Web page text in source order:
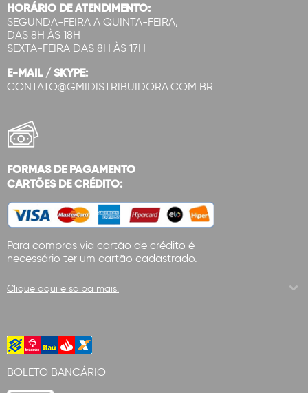
HORÁRIO DE ATENDIMENTO:
SEGUNDA-FEIRA A QUINTA-FEIRA,
DAS 8H ÀS 18H
SEXTA-FEIRA DAS 8H ÀS 17H
E-MAIL / SKYPE:
CONTATO@GMIDISTRIBUIDORA.COM.BR
FORMAS DE PAGAMENTO
CARTÕES DE CRÉDITO:
Para compras via cartão de crédito é
necessário ter um cartão cadastrado.
Clique aqui e saiba mais.
BOLETO BANCÁRIO